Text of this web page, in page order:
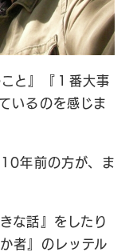
と』『１番大事
いるのを感じま
10年前の方が、ま
な話』をしたり
者』のレッテル